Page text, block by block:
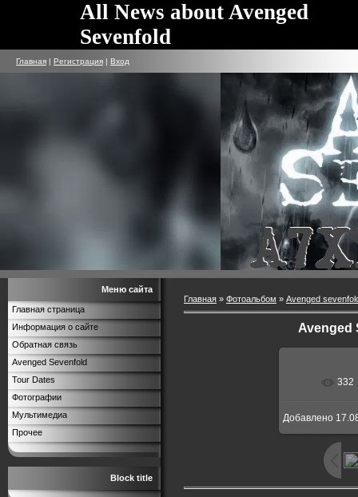
All News about Avenged
Sevenfold
Главная | Регистрация | Вход
Меню сайта
Главная страница
Информация о сайте
Обратная связь
Avenged Sevenfold
Tour Dates
Фотографии
Мультимедиа
Прочее
Block title
Главная » Фотоальбом » Avenged
Avenged
В 332
Добавлено